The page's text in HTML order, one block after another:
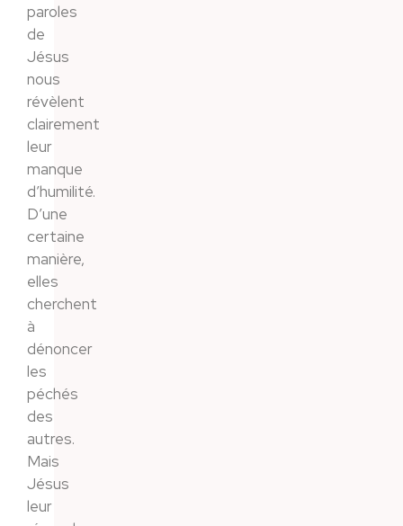
paroles
de
Jésus
nous
révèlent
clairement
leur
manque
d’humilité.
D’une
certaine
manière,
elles
cherchent
à
dénoncer
les
péchés
des
autres.
Mais
Jésus
leur